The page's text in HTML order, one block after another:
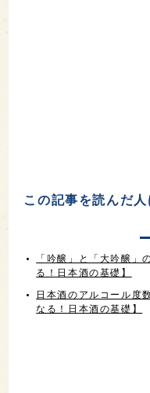
この記事を読んだ
「吟醸」と「大吟醸」
る！日本酒の基礎】
日本酒のアルコール度
なる！日本酒の基礎】